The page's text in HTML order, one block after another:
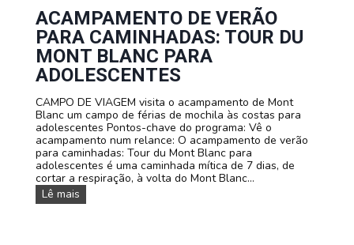
o
l
í
l
i
a
A
m
p
a
m
e
n
t
o
s
o
s
c
a
m
o
s
d
e
f
é
r
a
ACAMPAMENTO DE VERÃO
PARA CAMINHADAS: TOUR DU
MONT BLANC PARA
ADOLESCENTES
CAMPO DE VIAGEM visita o acampamento de Mont
Blanc um campo de férias de mochila às costas para
adolescentes Pontos-chave do programa: Vê o
acampamento num relance: O acampamento de verão
para caminhadas: Tour du Mont Blanc para
adolescentes é uma caminhada mítica de 7 dias, de
cortar a respiração, à volta do Mont Blanc...
Lê mais
c